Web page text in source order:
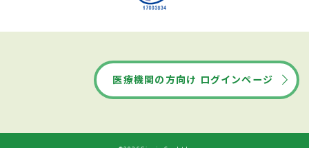
医療機関の方向け ログインページ